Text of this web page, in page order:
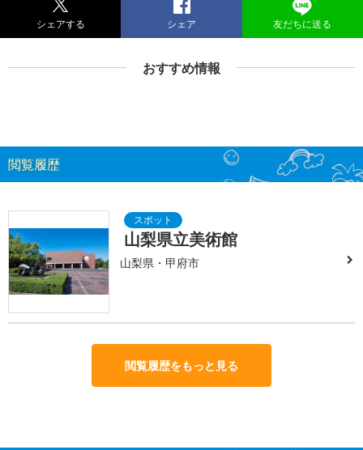
シェアする シェア 友だちに送る
おすすめ情報
閲覧履歴
山梨県立美術館
山梨県・甲府市
閲覧履歴をもっと見る